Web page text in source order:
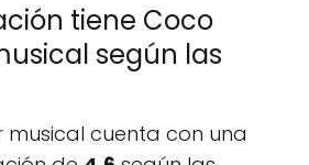
tiene Coco
según las
musical cuenta con una